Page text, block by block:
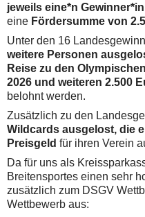
jeweils eine*n Gewinner*in
eine Fördersumme von
Unter den 16
weitere Personen
Reise zu den
2026 und weiteren 2.500
belohnt werden.
Zusätzlich zu den
Wildcards ausgelost, die
Preisgeld für ihren Verein
Da für uns als
Breitensportes einen sehr
zusätzlich zum DSGV
Wettbewerb aus: